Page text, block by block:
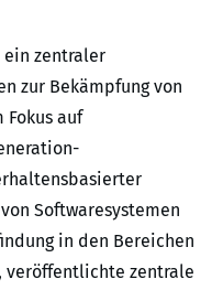
zentraler
zur Bekämpfung von
auf
Softwaresystemen
in den Bereichen
veröffentlichte zentrale